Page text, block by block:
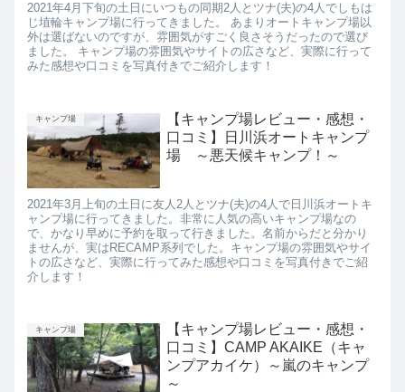
2021年4月下旬の土日にいつもの同期2人とツナ(夫)の4人でしもは
じ埴輪キャンプ場に行ってきました。 あまりオートキャンプ場以
外は選ばないのですが、雰囲気がすごく良さそうだったので選び
ました。 キャンプ場の雰囲気やサイトの広さなど、実際に行って
みた感想や口コミを写真付きでご紹介します！
キャンプ場
【キャンプ場レビュー・感想・
口コミ】日川浜オートキャンプ
場 ～悪天候キャンプ！～
2021年3月上旬の土日に友人2人とツナ(夫)の4人で日川浜オートキ
ャンプ場に行ってきました。非常に人気の高いキャンプ場なの
で、かなり早めに予約を取って行きました。名前からだと分かり
ませんが、実はRECAMP系列でした。キャンプ場の雰囲気やサイ
トの広さなど、実際に行ってみた感想や口コミを写真付きでご紹
介します！
キャンプ場
【キャンプ場レビュー・感想・
口コミ】CAMP AKAIKE（キャ
ンプアカイケ）～嵐のキャンプ
～